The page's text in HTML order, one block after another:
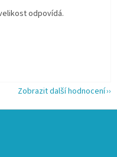
odpovídá.
5 hvězdiček.
Zobrazit další hodnocení